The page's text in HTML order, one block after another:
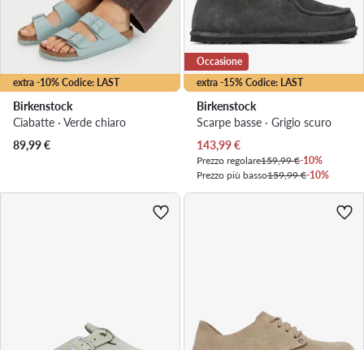
extra -10% Codice: LAST
Birkenstock
Ciabatte · Verde chiaro
89,99€
extra -15% Codice: LAST
Occasione
Birkenstock
Scarpe basse · Grigio scuro
Prezzo attuale
143,99€
Prezzo regolare159,99 €-10%
Prezzo più basso159,99 €-10%